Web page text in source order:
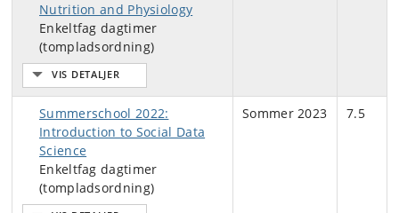
Nutrition and Physiology
Enkeltfag dagtimer
(tompladsordning)
Summerschool 2022:
Introduction to Social Data
Science
Enkeltfag dagtimer
(tompladsordning)
Sommer 2023 7.5